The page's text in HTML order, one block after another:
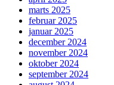
marts 2025
februar 2025
januar 2025
december 2024
november 2024
oktober 2024
september 2024